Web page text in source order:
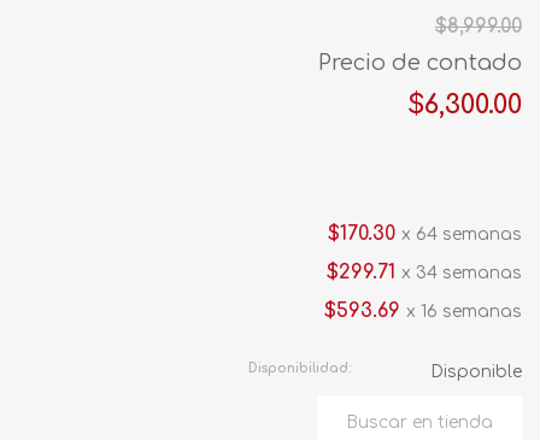
$8,999.00
Precio de contado
$6,300.00
$170.30 x 64 semanas
$299.71 x 34 semanas
$593.69 x 16 semanas
Disponibilidad: Disponible